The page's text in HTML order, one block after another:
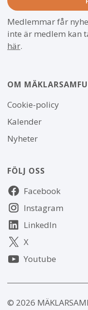
Medlemmar får
inte är medlem kan
här.
OM
Om
webbplatsen
Cookie-policy
Kalender
Nyheter
FÖLJ OSS
Följ
oss Facebook
Instagram
LinkedIn
X
Youtube
© 2026